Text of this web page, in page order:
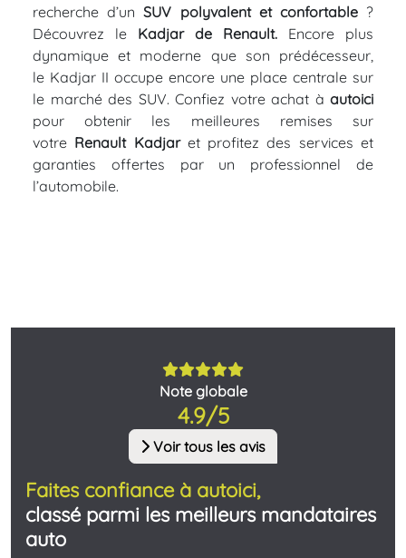
recherche d’unSUV polyvalent et confortable?
Découvrez le Kadjar de Renault. Encore plus
dynamique et moderne que son prédécesseur,
le Kadjar II occupe encore une place centrale sur
le marché des SUV. Confiez votre achat à autoici
pour obtenir les meilleures remises sur
votre Renault Kadjar et profitez des services et
garanties offertes par un professionnel de
l’automobile.
Note globale
4.9/5
Voir tous les avis
Faites confiance à autoici,
classé parmi les meilleurs mandataires
auto